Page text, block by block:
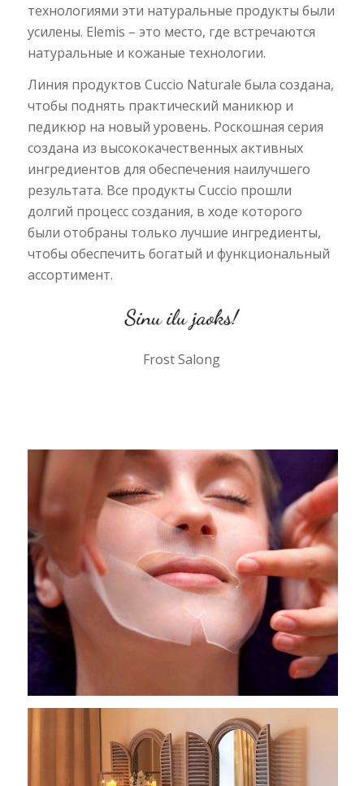
технологиями эти натуральные продукты были
усилены. Elemis – это место, где встречаются
натуральные и кожаные технологии.
Линия продуктов Cuccio Naturale была создана,
чтобы поднять практический маникюр и
педикюр на новый уровень. Роскошная серия
создана из высококачественных активных
ингредиентов для обеспечения наилучшего
результата. Все продукты Cuccio прошли
долгий процесс создания, в ходе которого
были отобраны только лучшие ингредиенты,
чтобы обеспечить богатый и функциональный
ассортимент.
Frost Salong